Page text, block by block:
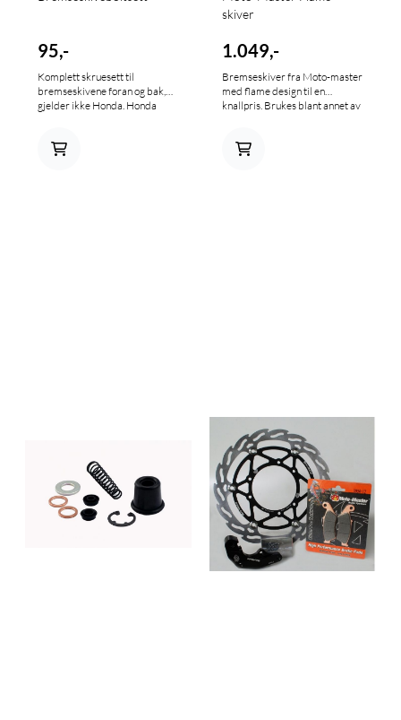
95,-
Komplett skruesett til
bremseskivene foran og bak,
gjelder ikke Honda. Honda
bak må du bestille 2 sett.
skiver
1.049,-
Bremseskiver fra Moto-master
med flame design til en
knallpris. Brukes blant annet av